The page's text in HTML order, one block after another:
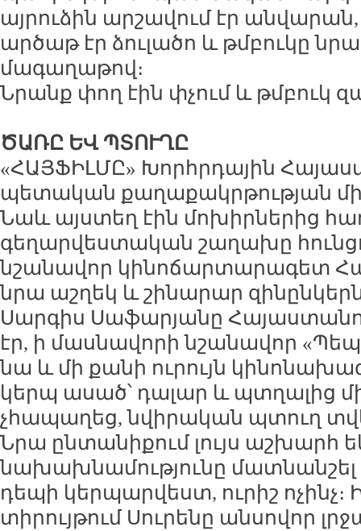
այրուձին արշավում էր
արծաթ էր ձուլածո և թմբուկը
մագաղաթով։
Նրանք փող էին փչում և թմբուկ
ԾԱՌԸ ԵՎ ՊՏՈՒՂԸ
«ՀԱՅՖԻԼՄԸ» Խորհրդային
պետական քաղաքակրթության
Նաև այստեղ էին մոխիրներից
գեղարվեստական շաղախը
նշանավոր կինոճարտարագետ
նրա աշղեկ և շինարար
Սարգիս Սաֆարյանը
էր, ի մասնավորի նշանավոր
նա և մի քանի ուրույն
կերպ ասած՝ դալար և պտղալից
չհապաղեց, նվիրական պտուղ
Նրա ընտանիքում լույս աշխարհ
նախախնամությունը
դեպի կերպարվեստ, ուրիշ ոչինչ։
տիրույթում Սուրենը անսովոր